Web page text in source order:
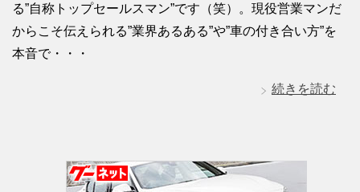
る”自称トップセールスマン”です（笑）。現役営業マンだ
からこそ伝えられる”業界あるある”や”車の付き合い方”を
本音で・・・
続きを読む